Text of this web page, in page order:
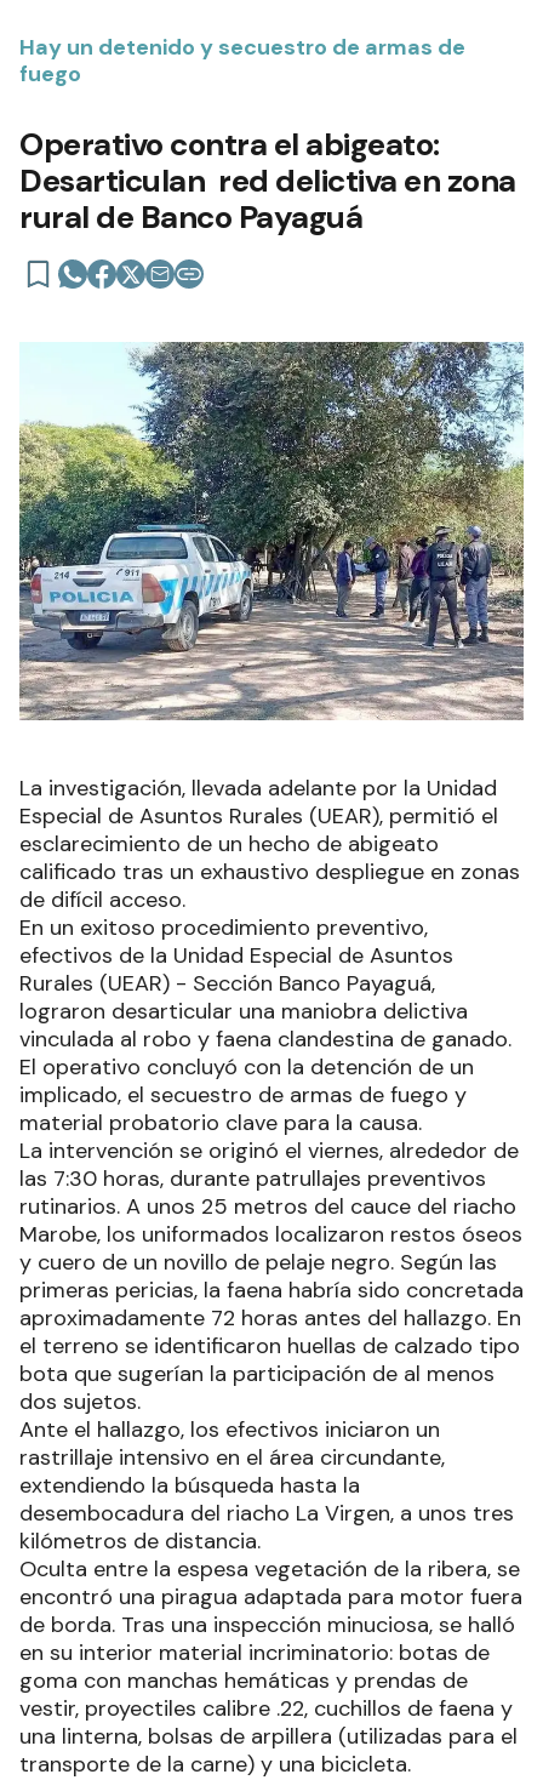
Hay un detenido y secuestro de armas de
fuego
Operativo contra el abigeato:
Desarticulan red delictiva en zona
rural de Banco Payaguá
La investigación, llevada adelante por la Unidad
Especial de Asuntos Rurales (UEAR), permitió el
esclarecimiento de un hecho de abigeato
calificado tras un exhaustivo despliegue en zonas
de difícil acceso.
En un exitoso procedimiento preventivo,
efectivos de la Unidad Especial de Asuntos
Rurales (UEAR) - Sección Banco Payaguá,
lograron desarticular una maniobra delictiva
vinculada al robo y faena clandestina de ganado.
El operativo concluyó con la detención de un
implicado, el secuestro de armas de fuego y
material probatorio clave para la causa.
La intervención se originó el viernes, alrededor de
las 7:30 horas, durante patrullajes preventivos
rutinarios. A unos 25 metros del cauce del riacho
Marobe, los uniformados localizaron restos óseos
y cuero de un novillo de pelaje negro. Según las
primeras pericias, la faena habría sido concretada
aproximadamente 72 horas antes del hallazgo. En
el terreno se identificaron huellas de calzado tipo
bota que sugerían la participación de al menos
dos sujetos.
Ante el hallazgo, los efectivos iniciaron un
rastrillaje intensivo en el área circundante,
extendiendo la búsqueda hasta la
desembocadura del riacho La Virgen, a unos tres
kilómetros de distancia.
Oculta entre la espesa vegetación de la ribera, se
encontró una piragua adaptada para motor fuera
de borda. Tras una inspección minuciosa, se halló
en su interior material incriminatorio: botas de
goma con manchas hemáticas y prendas de
vestir, proyectiles calibre .22, cuchillos de faena y
una linterna, bolsas de arpillera (utilizadas para el
transporte de la carne) y una bicicleta.